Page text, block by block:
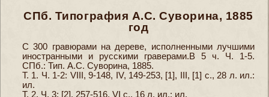
СПб. Типография А.С. Суворина, 1885
год
С 300 гравюрами на дереве, исполненными лучшими
иностранными и русскими граверами.В 5 ч. Ч. 1-5.
СПб.: Тип. А.С. Суворина, 1885.
Т. 1. Ч. 1-2: VIII, 9-148, IV, 149-253, [1], III, [1] с., 28 л. ил.:
ил.
Т. 2. Ч. 3: [2], 257-516, VI с., 16 л. ил.: ил.